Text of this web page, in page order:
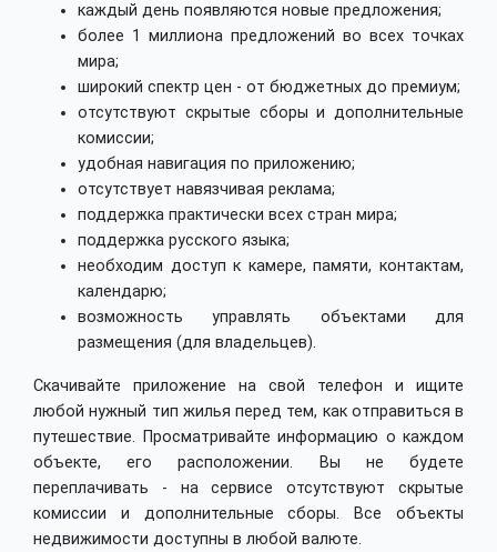
каждый день появляются новые предложения;
более 1 миллиона предложений во всех точках
мира;
широкий спектр цен - от бюджетных до премиум;
отсутствуют скрытые сборы и дополнительные
комиссии;
удобная навигация по приложению;
отсутствует навязчивая реклама;
поддержка практически всех стран мира;
поддержка русского языка;
необходим доступ к камере, памяти, контактам,
календарю;
возможность управлять объектами для
размещения (для владельцев).
Скачивайте приложение на свой телефон и ищите
любой нужный тип жилья перед тем, как отправиться в
путешествие. Просматривайте информацию о каждом
объекте, его расположении. Вы не будете
переплачивать - на сервисе отсутствуют скрытые
комиссии и дополнительные сборы. Все объекты
недвижимости доступны в любой валюте.